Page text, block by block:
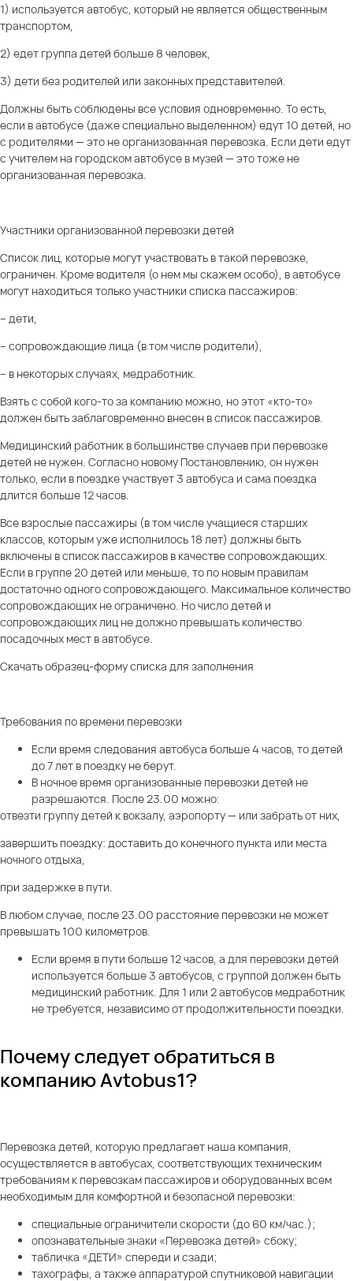
1) используется автобус, который не является общественным
транспортом,
2) едет группа детей больше 8 человек,
3) дети без родителей или законных представителей.
Должны быть соблюдены все условия одновременно. То есть,
если в автобусе (даже специально выделенном) едут 10 детей, но
с родителями — это не организованная перевозка. Если дети едут
с учителем на городском автобусе в музей — это тоже не
организованная перевозка.
Участники организованной перевозки детей
Список лиц, которые могут участвовать в такой перевозке,
ограничен. Кроме водителя (о нем мы скажем особо), в автобусе
могут находиться только участники списка пассажиров:
– дети,
– сопровождающие лица (в том числе родители),
– в некоторых случаях, медработник.
Взять с собой кого-то за компанию можно, но этот «кто-то»
должен быть заблаговременно внесен в список пассажиров.
Медицинский работник в большинстве случаев при перевозке
детей не нужен. Согласно новому Постановлению, он нужен
только, если в поездке участвует 3 автобуса и сама поездка
длится больше 12 часов.
Все взрослые пассажиры (в том числе учащиеся старших
классов, которым уже исполнилось 18 лет) должны быть
включены в список пассажиров в качествесопровождающих
Если в группе 20 детей или меньше, то по новым правилам
достаточно одного сопровождающего. Максимальное количество
сопровождающих не ограничено. Но число детей и
сопровождающих лиц не должно превышать количество
посадочных мест в автобусе.
Скачать образец-форму списка для заполнения
Требования по времени перевозки
Если время следования автобуса больше 4 часов, то детей
до 7 лет в поездку не берут.
В ночное время организованные перевозки детей не
разрешаются. После 23.00 можно:
отвезти группу детей к вокзалу, аэропорту — или забрать от них,
завершить поездку: доставить до конечного пункта или места
ночного отдыха,
при задержке в пути.
В любом случае, после 23.00 расстояние перевозки не может
превышать 100 километров.
Если время в пути больше 12 часов, а для перевозки детей
используется больше 3 автобусов, с группой должен быть
медицинский работник. Для 1 или 2 автобусов медработник
не требуется, независимо от продолжительности поездки.
Почему следует обратиться в
компанию Avtobus1?
Перевозка детей , которую предлагает наша компания,
осуществляется в автобусах, соответствующих техническим
требованиям к перевозкам пассажиров и оборудованных всем
необходимым для комфортной и безопасной перевозки:
специальные ограничители скорости (до 60 км/час.);
опознавательные знаки «Перевозка детей» сбоку;
табличка «ДЕТИ» спереди и сзади;
тахографы, а также аппаратурой спутниковой навигации